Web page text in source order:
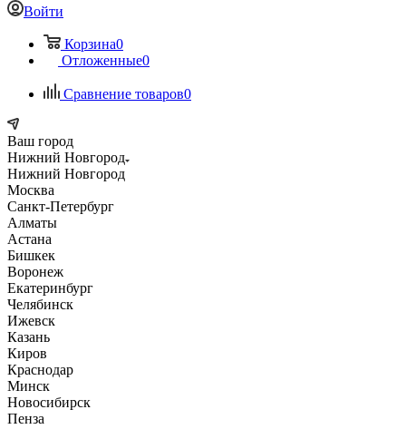
Войти
Корзина0
Отложенные0
Сравнение товаров0
Ваш город
Нижний Новгород
Нижний Новгород
Москва
Санкт-Петербург
Алматы
Астана
Бишкек
Воронеж
Екатеринбург
Челябинск
Ижевск
Казань
Киров
Краснодар
Минск
Новосибирск
Пенза